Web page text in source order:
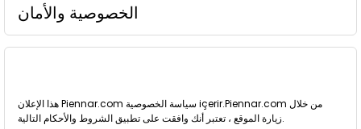
الخصوصية والأمان
هذا الإعلان Piennar.com سياسة الخصوصية içerir.Piennar.com من خلال
زيارة الموقع ، تعتبر أنك وافقت على تطبيق الشروط والأحكام التالية.